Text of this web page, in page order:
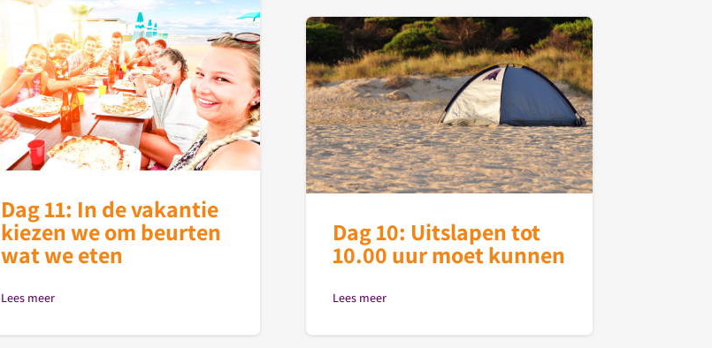
Dag 11: In de vakantie
kiezen we om beurten
wat we eten
Lees meer
Dag 10: Uitslapen tot
10.00 uur moet kunnen
Lees meer